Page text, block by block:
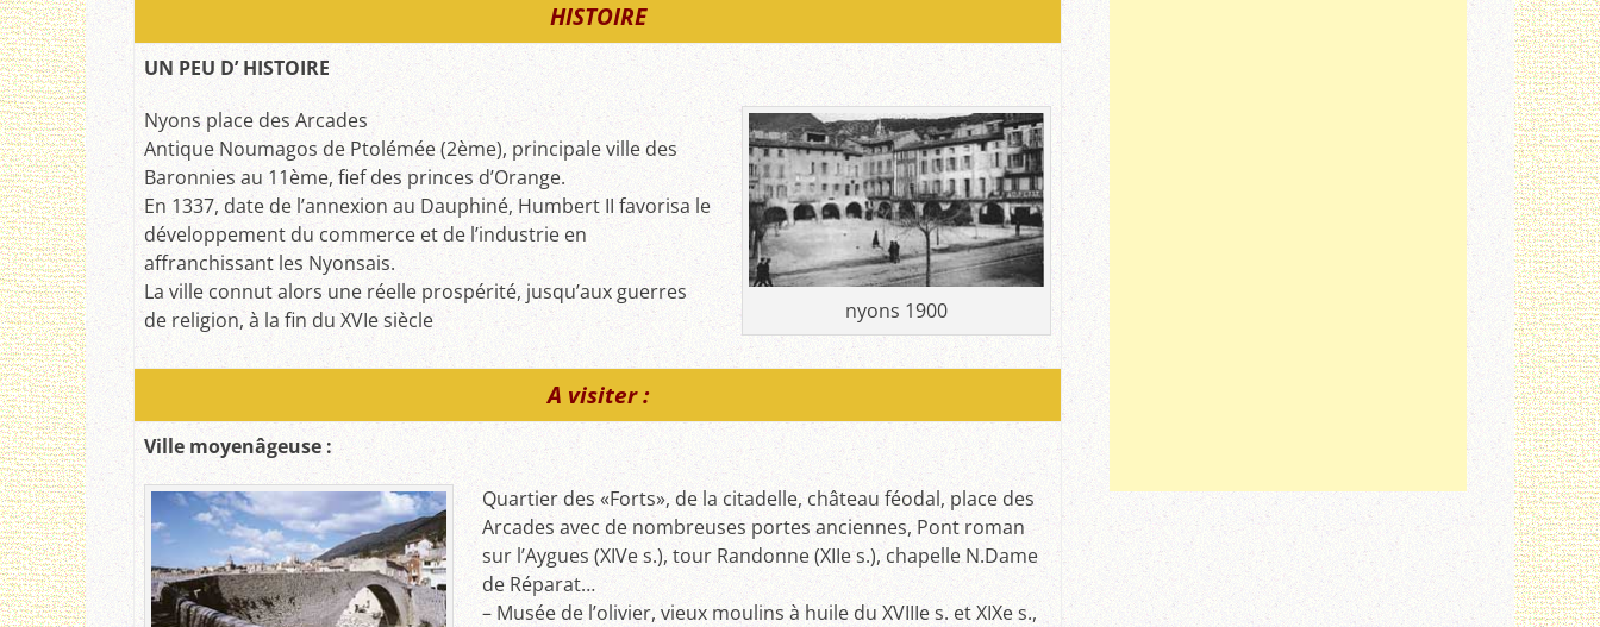
HISTOIRE
UN PEU D’ HISTOIRE
nyons 1900
Nyons place des Arcades
Antique Noumagos de Ptolémée (2ème), principale ville des
Baronnies au 11ème, fief des princes d’Orange.
En 1337, date de l’annexion au Dauphiné, Humbert II favorisa le
développement du commerce et de l’industrie en
affranchissant les Nyonsais.
La ville connut alors une réelle prospérité, jusqu’aux guerres
de religion, à la fin du XVIe siècle
A visiter :
Ville moyenâgeuse :
Quartier des «Forts», de la citadelle, château féodal, place des
Arcades avec de nombreuses portes anciennes, Pont roman
sur l’Aygues (XIVe s.), tour Randonne (XIIe s.), chapelle N.Dame
de Réparat…
– Musée de l’olivier, vieux moulins à huile du XVIIIe s. et XIXe s.,